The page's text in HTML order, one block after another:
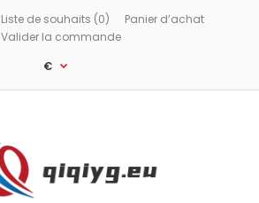
Liste de souhaits (0)
Panier d’achat
Valider la commande
€